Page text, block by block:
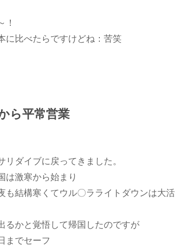
！
に比べたらですけどね：苦笑
ら平常営業
リダイブに戻ってきました。
は激寒から始まり
も結構寒くてウル〇ラライトダウンは大
るかと覚悟して帰国したのですが
までセーフ